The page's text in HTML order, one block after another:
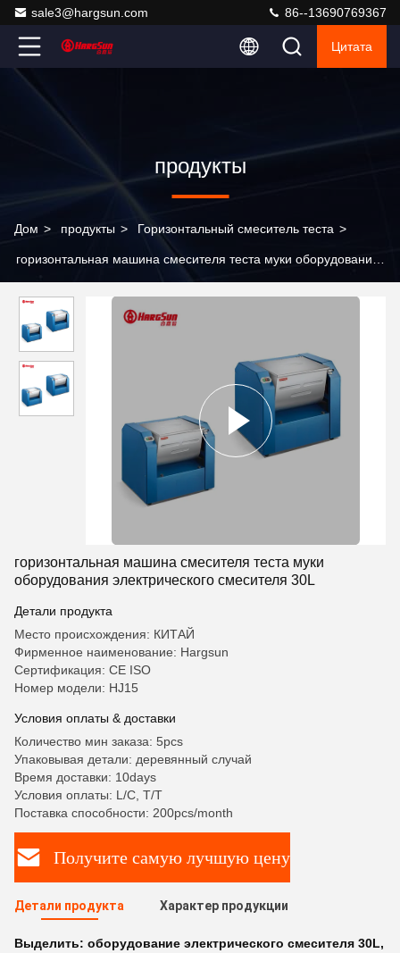
sale3@hargsun.com 86--13690769367
Цитата
продукты
Дом > продукты > Горизонтальный смеситель теста >
горизонтальная машина смесителя теста муки оборудования
горизонтальная машина смесителя теста муки
оборудования электрического смесителя 30L
Детали продукта
Место происхождения: КИТАЙ
Фирменное наименование: Hargsun
Сертификация: CE ISO
Номер модели: HJ15
Условия оплаты & доставки
Количество мин заказа: 5pcs
Упаковывая детали: деревянный случай
Время доставки: 10days
Условия оплаты: L/C, T/T
Поставка способности: 200pcs/month
Получите самую лучшую цену
Детали продукта Характер продукции
Выделить: оборудование электрического смесителя 30L,